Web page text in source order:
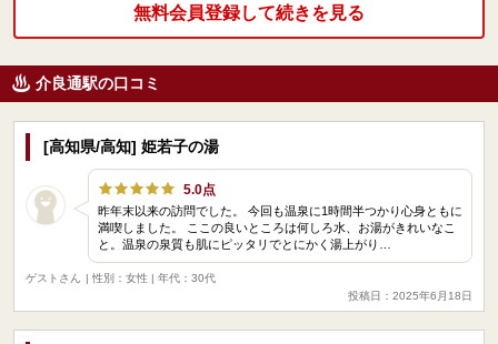
無料会員登録して続きを見る
介良通駅の口コミ
[高知県/高知] 姫若子の湯
5.0点
昨年末以来の訪問でした。 今回も温泉に1時間半つかり心身ともに
満喫しました。 ここの良いところは何しろ水、お湯がきれいなこ
と。温泉の泉質も肌にピッタリでとにかく湯上がり…
ゲストさん
| 性別：女性 | 年代：30代
投稿日：2025年6月18日